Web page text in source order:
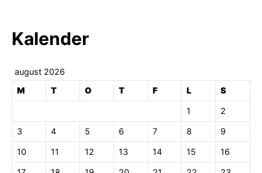
Kalender
august 2026
M
T O T F L S
1 2
3 4 5 6 7 8 9
10 11 12 13 14 15 16